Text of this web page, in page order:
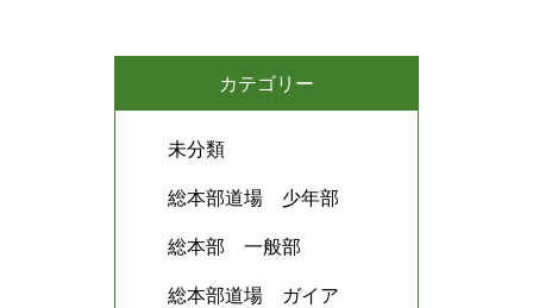
カテゴリー
未分類
総本部道場 少年部
総本部 一般部
総本部道場 ガイア